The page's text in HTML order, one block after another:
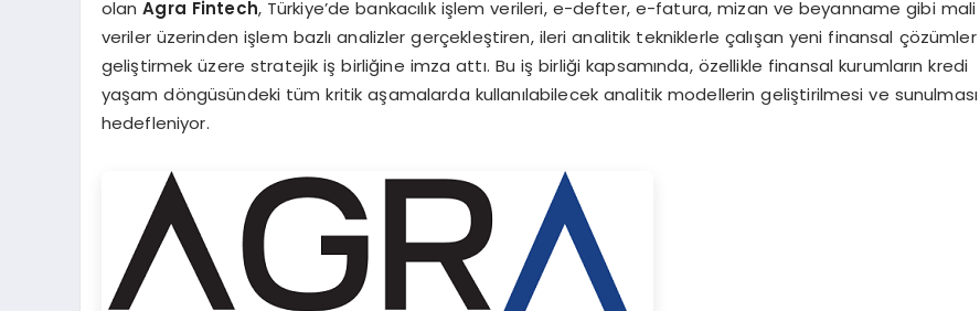
olanAgra Fintech, Türkiye’de bankacılık işlem verileri, e-defter, e-fatura, mizan ve beyanname gibi mali
veriler üzerinden işlem bazlı analizler gerçekleştiren, ileri analitik tekniklerle çalışan yeni finansal çözümler
geliştirmek üzere stratejik iş birliğine imza attı. Bu iş birliği kapsamında, özellikle finansal kurumların kredi
yaşam döngüsündeki tüm kritik aşamalarda kullanılabilecek analitik modellerin geliştirilmesi ve sunulması
hedefleniyor.